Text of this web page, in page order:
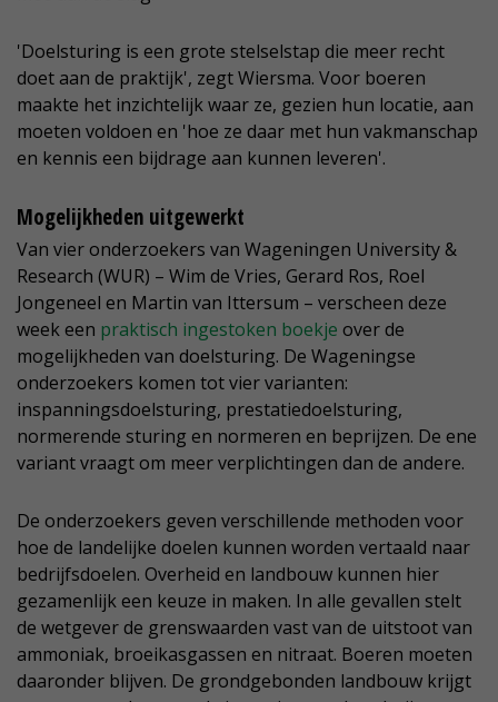
'Doelsturing is een grote stelselstap die meer recht
doet aan de praktijk', zegt Wiersma. Voor boeren
maakte het inzichtelijk waar ze, gezien hun locatie, aan
moeten voldoen en 'hoe ze daar met hun vakmanschap
en kennis een bijdrage aan kunnen leveren'.
Mogelijkheden uitgewerkt
Van vier onderzoekers van Wageningen University &
Research (WUR) – Wim de Vries, Gerard Ros, Roel
Jongeneel en Martin van Ittersum – verscheen deze
week een praktisch ingestoken boekje over de
mogelijkheden van doelsturing. De Wageningse
onderzoekers komen tot vier varianten:
inspanningsdoelsturing, prestatiedoelsturing,
normerende sturing en normeren en beprijzen. De ene
variant vraagt om meer verplichtingen dan de andere.
De onderzoekers geven verschillende methoden voor
hoe de landelijke doelen kunnen worden vertaald naar
bedrijfsdoelen. Overheid en landbouw kunnen hier
gezamenlijk een keuze in maken. In alle gevallen stelt
de wetgever de grenswaarden vast van de uitstoot van
ammoniak, broeikasgassen en nitraat. Boeren moeten
daaronder blijven. De grondgebonden landbouw krijgt